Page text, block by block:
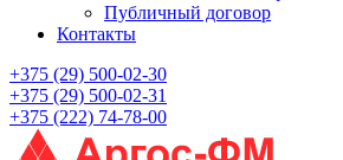
Публичный договор
Контакты
+375 (29) 500-02-30
+375 (29) 500-02-31
+375 (222) 74-78-00